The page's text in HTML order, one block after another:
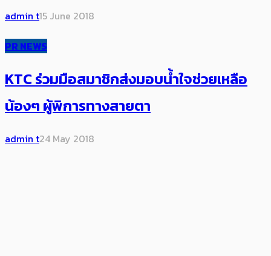
admin t15 June 2018
PR NEWS
KTC ร่วมมือสมาชิกส่งมอบน้ำใจช่วยเหลือ
น้องๆ ผู้พิการทางสายตา
admin t24 May 2018